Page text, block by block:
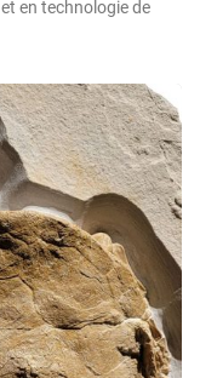
en technologie de